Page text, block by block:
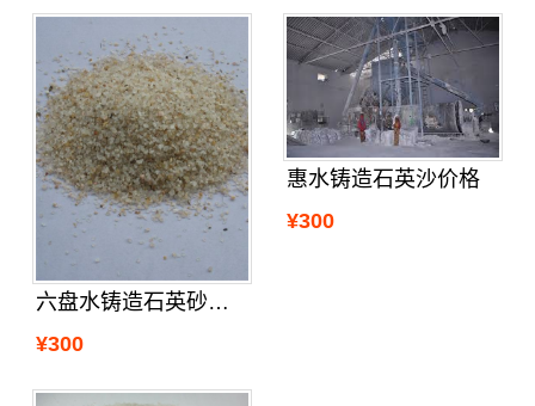
六盘水铸造石英砂附近的厂家
¥300
惠水铸造石英沙价格
¥300